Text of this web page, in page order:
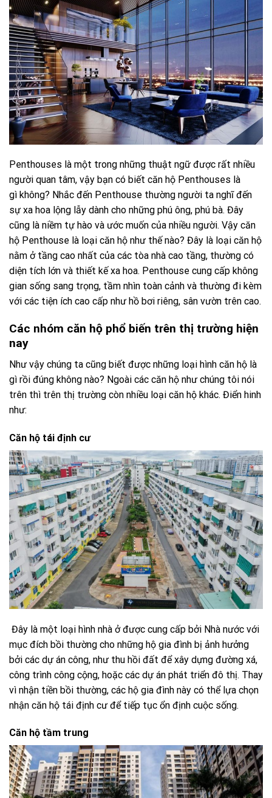
Penthouses là một trong những thuật ngữ được rất nhiều
người quan tâm, vậy bạn có biết căn hộ Penthouses là
gì không? Nhắc đến Penthouse thường người ta nghĩ đến
sự xa hoa lộng lẫy dành cho những phú ông, phú bà. Đây
cũng là niềm tự hào và ước muốn của nhiều người. Vậy căn
hộ Penthouse là loại căn hộ như thế nào? Đây là loại căn hộ
nằm ở tầng cao nhất của các tòa nhà cao tầng, thường có
diện tích lớn và thiết kế xa hoa. Penthouse cung cấp không
gian sống sang trọng, tầm nhìn toàn cảnh và thường đi kèm
với các tiện ích cao cấp như hồ bơi riêng, sân vườn trên cao.
Các nhóm căn hộ phổ biến trên thị trường hiện
nay
Như vậy chúng ta cũng biết được những loại hình căn hộ là
gì rồi đúng không nào? Ngoài các căn hộ như chúng tôi nói
trên thì trên thị trường còn nhiều loại căn hộ khác. Điển hinh
như:
Căn hộ tái định cư
Đây là một loại hình nhà ở được cung cấp bởi Nhà nước với
mục đích bồi thường cho những hộ gia đình bị ảnh hưởng
bởi các dự án công, như thu hồi đất để xây dựng đường xá,
công trình công cộng, hoặc các dự án phát triển đô thị. Thay
vì nhận tiền bồi thường, các hộ gia đình này có thể lựa chọn
nhận căn hộ tái định cư để tiếp tục ổn định cuộc sống.
Căn hộ tầm trung